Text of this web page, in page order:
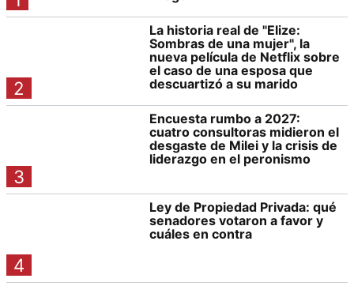
2
La historia real de "Elize:
Sombras de una mujer", la
nueva película de Netflix sobre
el caso de una esposa que
descuartizó a su marido
3
Encuesta rumbo a 2027:
cuatro consultoras midieron el
desgaste de Milei y la crisis de
liderazgo en el peronismo
4
Ley de Propiedad Privada: qué
senadores votaron a favor y
cuáles en contra